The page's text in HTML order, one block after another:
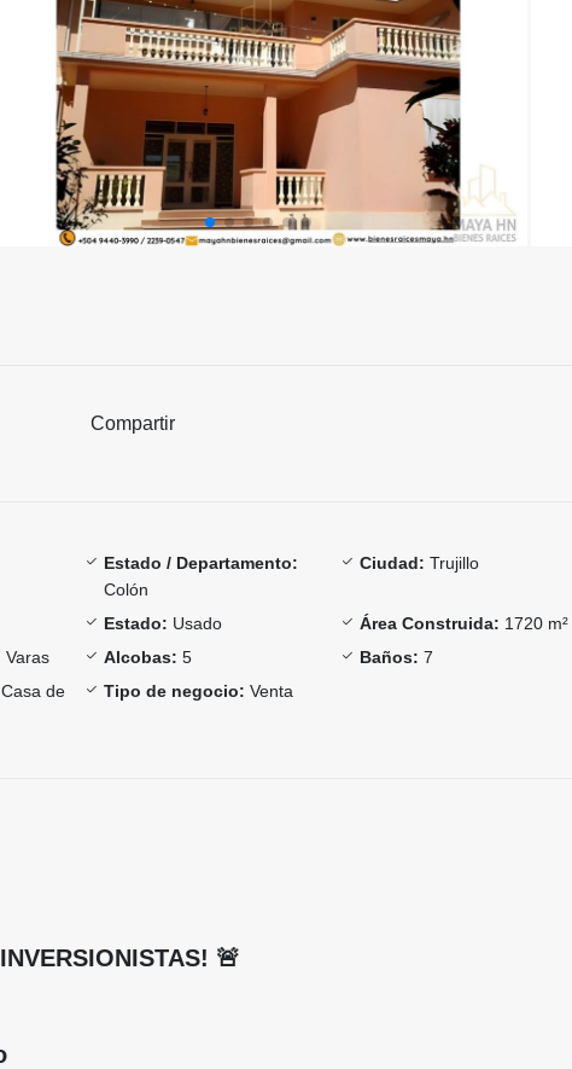
Compartir
Estado / Departamento:
Colón
Ciudad: Trujillo
Estado: Usado Área Construida: 1720 m²
Varas Alcobas: 5 Baños: 7
Casa de
Tipo de negocio: Venta
🚨